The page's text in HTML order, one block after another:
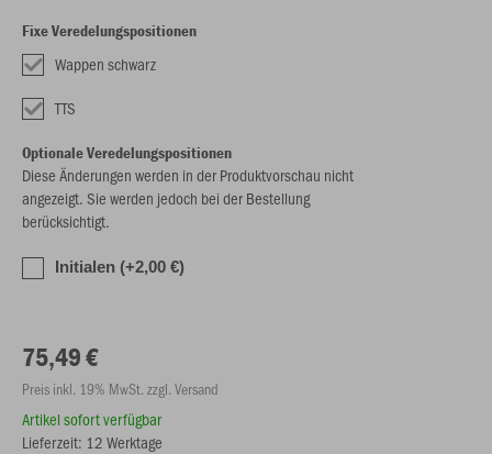
Fixe Veredelungspositionen
Wappen schwarz
TTS
Optionale Veredelungspositionen
Diese Änderungen werden in der Produktvorschau nicht
angezeigt. Sie werden jedoch bei der Bestellung
berücksichtigt.
Initialen (+2,00 €)
75,49 €
Preis inkl. 19% MwSt. zzgl. Versand
Artikel sofort verfügbar
Lieferzeit: 12 Werktage